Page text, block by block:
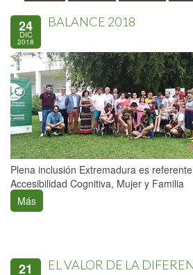
24
DIC
2018
BALANCE 2018
Plena inclusión Extremadura es
Accesibilidad Cognitiva, Mujer y Familia
Más
21 EL VALOR DE LA